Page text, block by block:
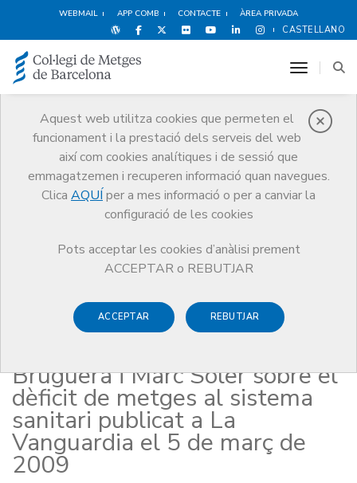
WEBMAIL APP COMB CONTACTE ÀREA PRIVADA
CASTELLANO
Aquest web utilitza cookies que permeten el
funcionament i la prestació dels serveis del web
així com cookies analítiques i de sessió que
emmagatzemen i recuperen informació quan navegues.
Clica AQUÍ per a mes informació o per a canviar la
configuració de les cookies
Pots acceptar les cookies d’anàlisi prement
ACCEPTAR o REBUTJAR
ACCEPTAR REBUTJAR
toggle
Notícies
Comunicació
Notícies
Article dels Drs. Miquel Bruguera i Marc Soler sobre el dèficit de
metges al sistema sanitari publicat a La Vanguardia el 5 de març de
5 DE MARÇ DE 2009
Bruguera i Marc Soler sobre el
dèficit de metges al sistema
sanitari publicat a La
Vanguardia el 5 de març de
2009